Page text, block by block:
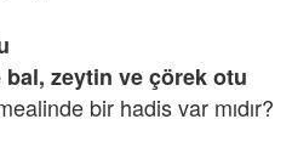
zeytin ve çörek otu
bir hadis var mıdır?